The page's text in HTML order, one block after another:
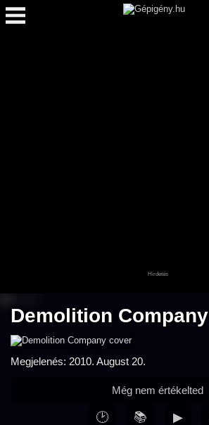
Demolition Company
Megjelenés: 2010. August 20.
Még nem értékelted
🕑 📚 ▶